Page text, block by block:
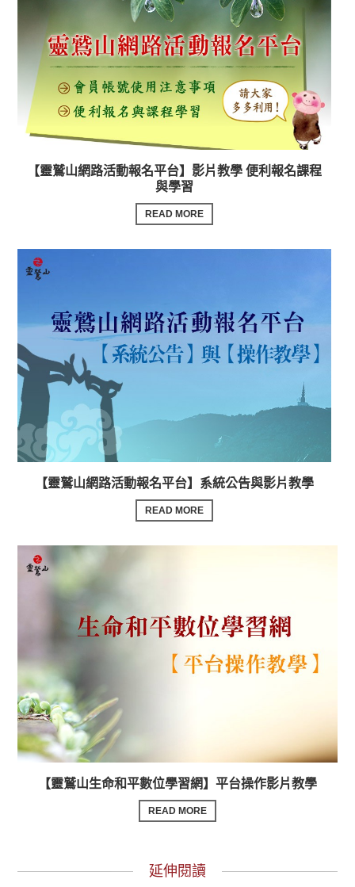
【靈鷲山網路活動報名平台】影片教學 便利報名課程
與學習
READ MORE
【靈鷲山網路活動報名平台】系統公告與影片教學
READ MORE
【靈鷲山生命和平數位學習網】平台操作影片教學
READ MORE
延伸閱讀